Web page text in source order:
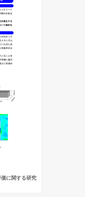
に関する研究